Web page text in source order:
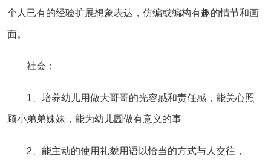
个人已有的经验扩展想象表达，仿编或编构有趣的情节和画
面。
社会：
1、培养幼儿用做大哥哥的光容感和责任感，能关心照
顾小弟弟妹妹，能为幼儿园做有意义的事
2、能主动的使用礼貌用语以恰当的方式与人交往，